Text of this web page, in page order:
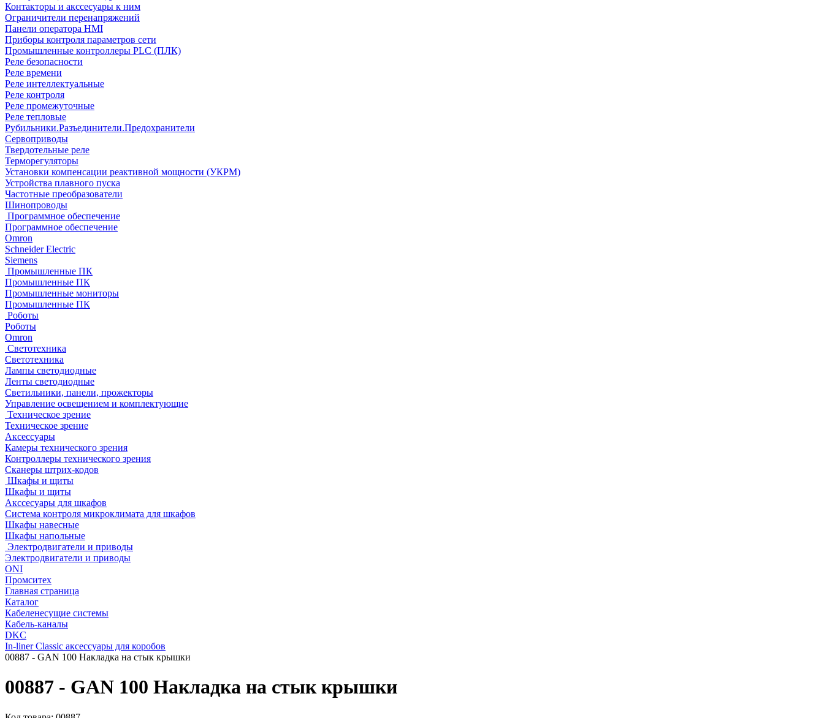
Контакторы и акссесуары к ним
Ограничители перенапряжений
Панели оператора HMI
Приборы контроля параметров сети
Промышленные контроллеры PLC (ПЛК)
Реле безопасности
Реле времени
Реле интеллектуальные
Реле контроля
Реле промежуточные
Реле тепловые
Рубильники.Разъединители.Предохранители
Сервоприводы
Твердотельные реле
Терморегуляторы
Установки компенсации реактивной мощности (УКРМ)
Устройства плавного пуска
Частотные преобразователи
Шинопроводы
Программное обеспечение
Программное обеспечение
Omron
Schneider Electric
Siemens
Промышленные ПК
Промышленные ПК
Промышленные мониторы
Промышленные ПК
Роботы
Роботы
Omron
Светотехника
Светотехника
Лампы светодиодные
Ленты светодиодные
Светильники, панели, прожекторы
Управление освещением и комплектующие
Техническое зрение
Техническое зрение
Аксессуары
Камеры технического зрения
Контроллеры технического зрения
Сканеры штрих-кодов
Шкафы и щиты
Шкафы и щиты
Акссесуары для шкафов
Система контроля микроклимата для шкафов
Шкафы навесные
Шкафы напольные
Электродвигатели и приводы
Электродвигатели и приводы
ONI
Промситех
Главная страница
Каталог
Кабеленесущие системы
Кабель-каналы
DKC
In-liner Classic аксессуары для коробов
00887 - GAN 100 Накладка на стык крышки
00887 - GAN 100 Накладка на стык крышки